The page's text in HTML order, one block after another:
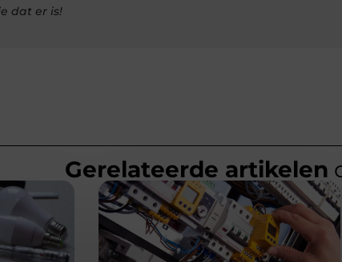
dat er is!
Gerelateerde artikelen